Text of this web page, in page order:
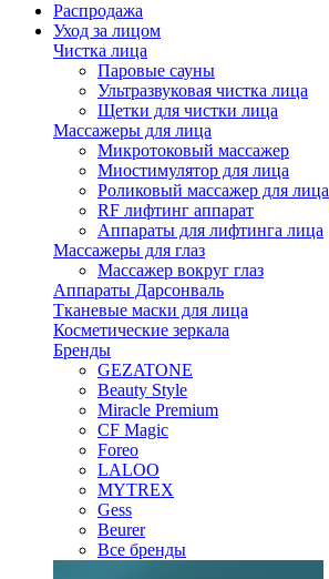
Распродажа
Уход за лицом
Чистка лица
Паровые сауны
Ультразвуковая чистка лица
Щетки для чистки лица
Массажеры для лица
Микротоковый массажер
Миостимулятор для лица
Роликовый массажер для лица
RF лифтинг аппарат
Аппараты для лифтинга лица
Массажеры для глаз
Массажер вокруг глаз
Аппараты Дарсонваль
Тканевые маски для лица
Косметические зеркала
Бренды
GEZATONE
Beauty Style
Miracle Premium
CF Magic
Foreo
LALOO
MYTREX
Gess
Beurer
Все бренды